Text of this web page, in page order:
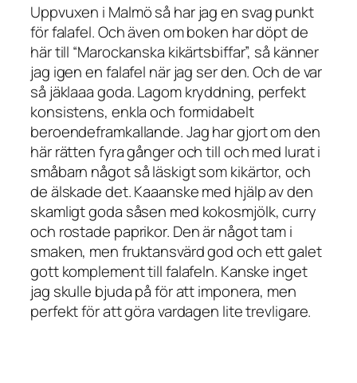
Uppvuxen i Malmö så har jag en svag punkt
för falafel. Och även om boken har döpt de
här till “Marockanska kikärtsbiffar”, så känner
jag igen en falafel när jag ser den. Och de var
så jäklaaa goda. Lagom kryddning, perfekt
konsistens, enkla och formidabelt
beroendeframkallande. Jag har gjort om den
här rätten fyra gånger och till och med lurat i
småbarn något så läskigt som kikärtor, och
de älskade det. Kaaanske med hjälp av den
skamligt goda såsen med kokosmjölk, curry
och rostade paprikor. Den är något tam i
smaken, men fruktansvärd god och ett galet
gott komplement till falafeln. Kanske inget
jag skulle bjuda på för att imponera, men
perfekt för att göra vardagen lite trevligare.